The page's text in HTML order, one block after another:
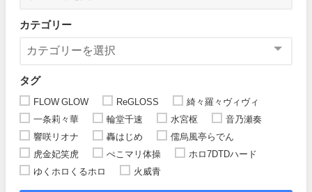
カテゴリー
タグ
FLOW GLOW ReGLOSS
綺々羅々ヴィヴィ
一条莉々華
輪堂千速 水宮枢
音乃瀬奏
響咲リオナ
轟はじめ
儒烏風亭らでん
虎金妃笑虎
ぺこマリ体操
ホロ7DTDハード
ゆくホロくるホロ
火威青